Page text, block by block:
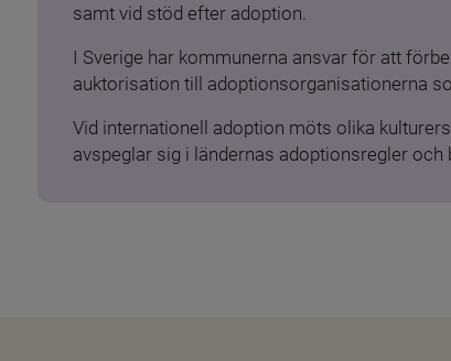
samt vid stöd efter adoption.
I Sverige har kommunerna ansvar för att
auktorisation till adoptionsorganisationerna
Vid internationell adoption möts olika
avspeglar sig i ländernas adoptionsregler och